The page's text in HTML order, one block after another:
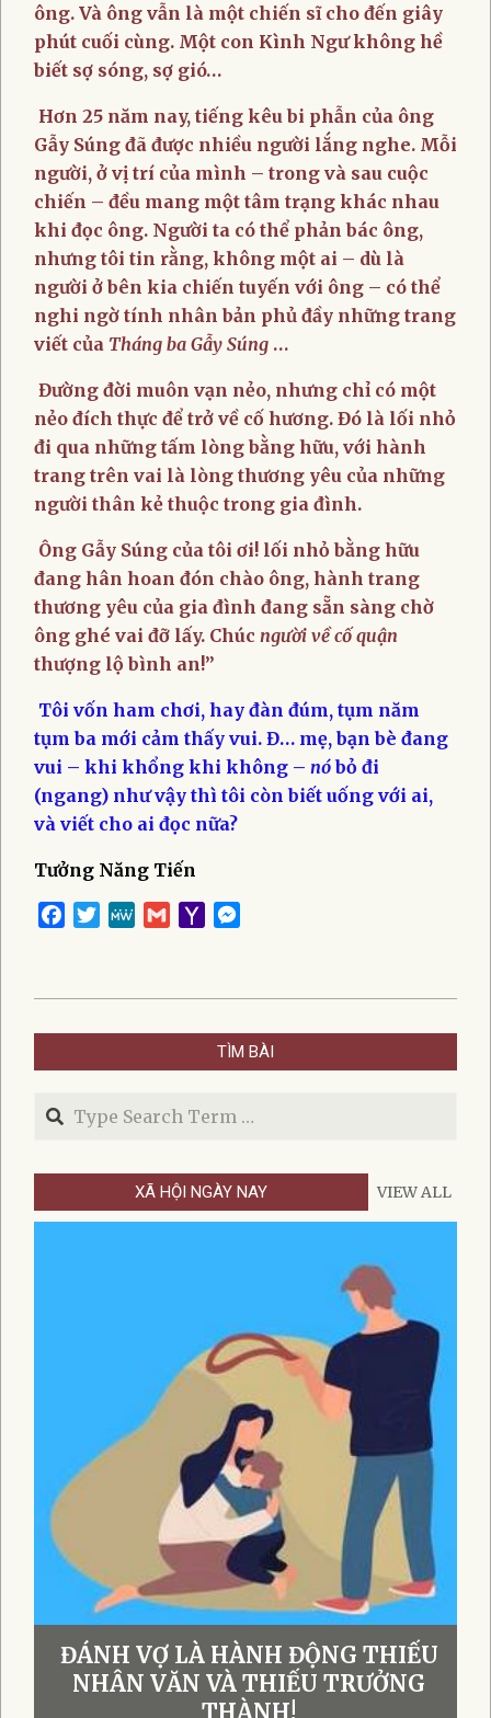
ông. Và ông vẫn là một chiến sĩ cho đến giây
phút cuối cùng. Một con Kình Ngư không hề
biết sợ sóng, sợ gió…
Hơn 25 năm nay, tiếng kêu bi phẫn của ông
Gẫy Súng đã được nhiều người lắng nghe. Mỗi
người, ở vị trí của mình – trong và sau cuộc
chiến – đều mang một tâm trạng khác nhau
khi đọc ông. Người ta có thể phản bác ông,
nhưng tôi tin rằng, không một ai – dù là
người ở bên kia chiến tuyến với ông – có thể
nghi ngờ tính nhân bản phủ đầy những trang
viết của Tháng ba Gẫy Súng …
Đường đời muôn vạn nẻo, nhưng chỉ có một
nẻo đích thực để trở về cố hương. Đó là lối nhỏ
đi qua những tấm lòng bằng hữu, với hành
trang trên vai là lòng thương yêu của những
người thân kẻ thuộc trong gia đình.
Ông Gẫy Súng của tôi ơi! lối nhỏ bằng hữu
đang hân hoan đón chào ông, hành trang
thương yêu của gia đình đang sẵn sàng chờ
ông ghé vai đỡ lấy. Chúc người về cố quận
thượng lộ bình an!”
Tôi vốn ham chơi, hay đàn đúm, tụm năm
tụm ba mới cảm thấy vui. Đ… mẹ, bạn bè đang
vui – khi khổng khi không – nóbỏ đi
(ngang) như vậy thì tôi còn biết uống với ai,
và viết cho ai đọc nữa?
Tưởng Năng Tiến
Facebook
TwitterMeWeGmailYahoo
14
TÌM BÀI
Search
XÃ HỘI NGÀY NAY VIEW ALL
ĐÁNH VỢ LÀ HÀNH ĐỘNG THIẾU
NHÂN VĂN VÀ THIẾU TRƯỞNG
THÀNH!